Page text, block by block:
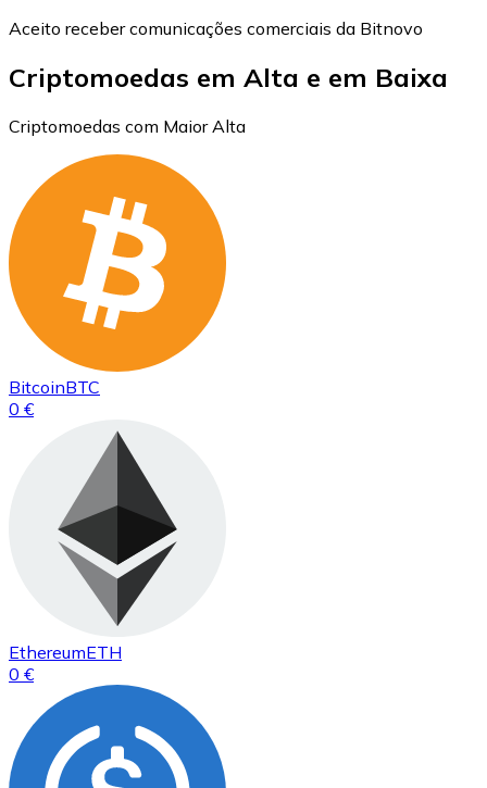
Aceito receber comunicações comerciais da Bitnovo
Criptomoedas em Alta e em Baixa
Criptomoedas com Maior Alta
BitcoinBTC
0 €
EthereumETH
0 €